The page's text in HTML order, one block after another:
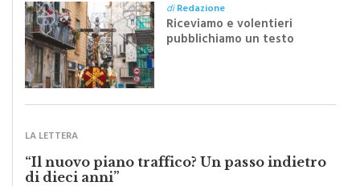
diRedazione
Riceviamo e volentieri
pubblichiamo un testo
Festa del Santissimo
LA LETTERA
“Il nuovo piano traffico? Un passo indietro
di dieci anni”